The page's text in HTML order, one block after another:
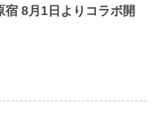
宿 8月1日よりコラボ開